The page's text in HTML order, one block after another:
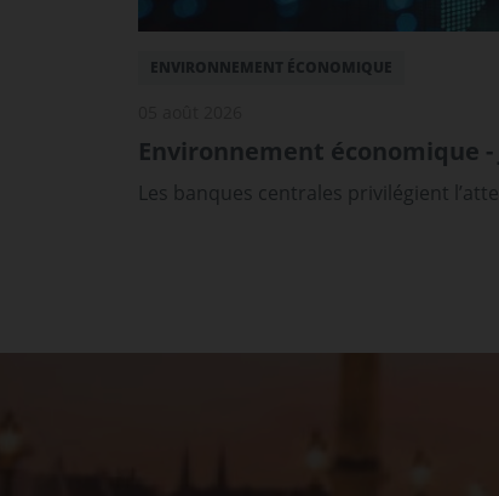
ENVIRONNEMENT ÉCONOMIQUE
Environnement économique -
Les banques centrales privilégient